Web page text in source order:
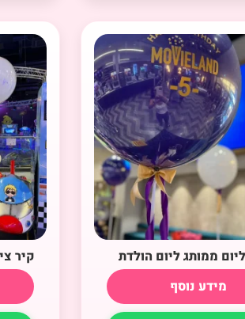
ממותג ליום הולדת
מידע נוסף
קיר